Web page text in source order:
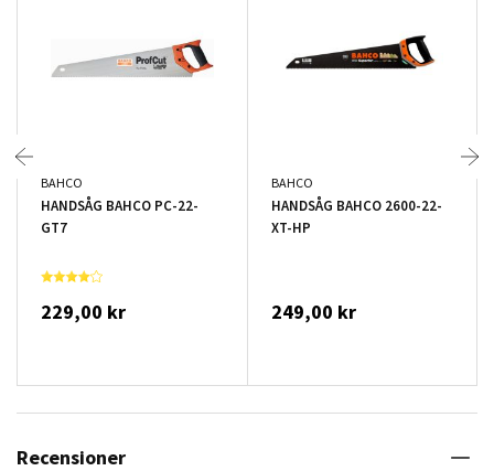
BAHCO
HANDSÅG BAHCO PC-22-
GT7
229,00 kr
BAHCO
HANDSÅG BAHCO 2600-22-
XT-HP
249,00 kr
Recensioner